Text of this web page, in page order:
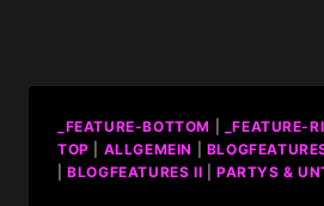
_FEATURE-BOTTOM _FEATURE-
TOP
ALLGEMEIN
|BLOGFEATURES II PARTYS &